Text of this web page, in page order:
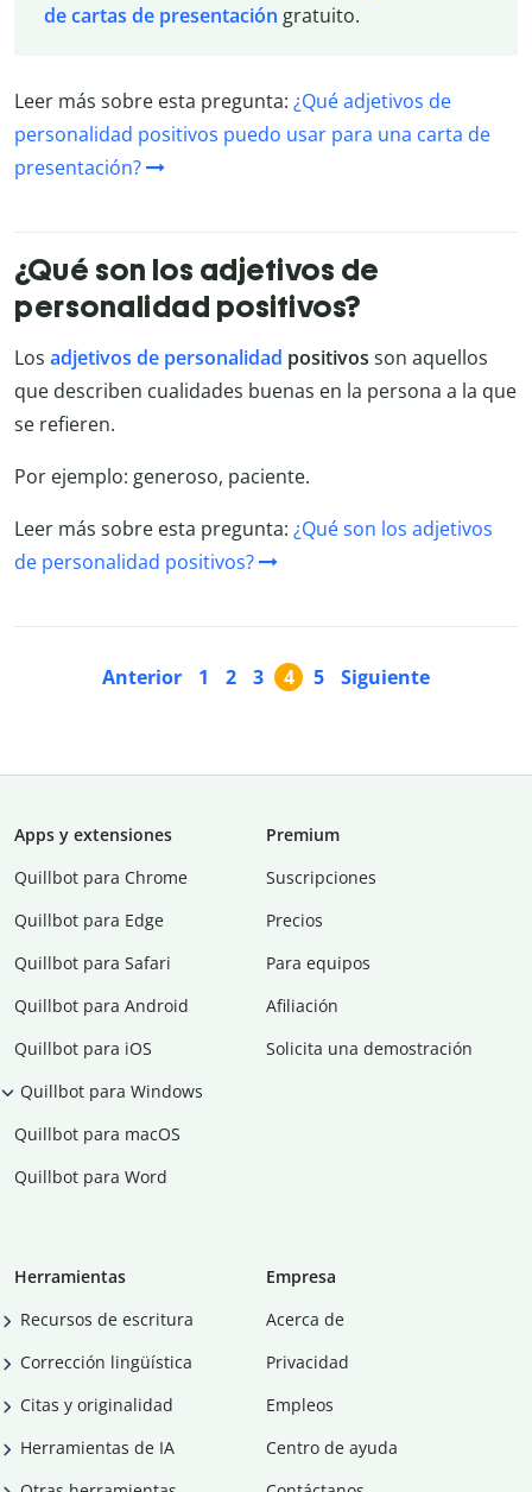
de cartas de presentación gratuito.
Leer más sobre esta pregunta: ¿Qué adjetivos de
personalidad positivos puedo usar para una carta de
presentación?
¿Qué son los adjetivos de
personalidad positivos?
Los adjetivos de personalidad positivos son aquellos
que describen cualidades buenas en la persona a la que
se refieren.
Por ejemplo: generoso, paciente.
Leer más sobre esta pregunta: ¿Qué son los adjetivos
de personalidad positivos?
Anterior 1 2 3 4 5 Siguiente
Apps y extensiones
Quillbot para Chrome
Quillbot para Edge
Quillbot para Safari
Quillbot para Android
Quillbot para iOS
Quillbot para Windows
Quillbot para macOS
Quillbot para Word
Premium
Suscripciones
Precios
Para equipos
Afiliación
Solicita una demostración
Herramientas
Recursos de escritura
Corrección lingüística
Citas y originalidad
Herramientas de IA
Empresa
Acerca de
Privacidad
Empleos
Centro de ayuda